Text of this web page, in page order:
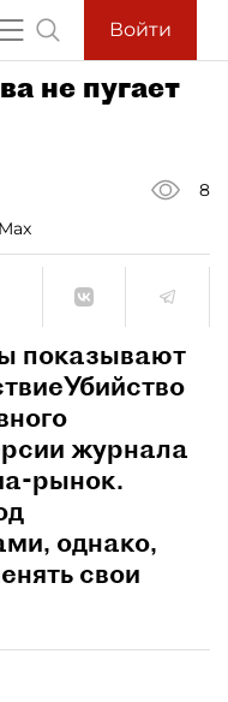
Войти
не пугает
8
показывают
журнала
рынок.
однако,
свои